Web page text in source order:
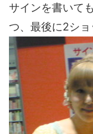
サインを書いて
つ、最後に2シ